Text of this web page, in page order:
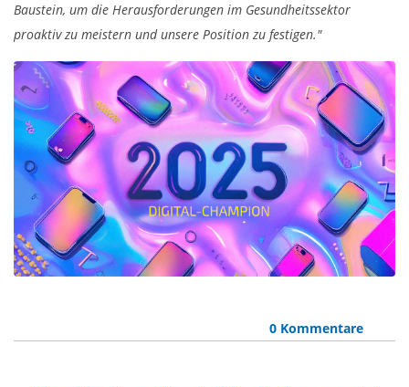
Baustein, um die Herausforderungen im Gesundheitssektor
proaktiv zu meistern und unsere Position zu festigen."
0 Kommentare